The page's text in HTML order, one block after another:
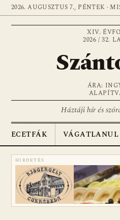
2026. AUGUSZTUS 7., PÉNTEK ·
XIV.
2026 / 32.
ÁRA:
Háztáji hír és
ECETFÁK VÁGATLANUL
HIRDETÉS